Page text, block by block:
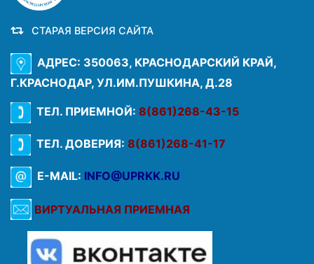
СТАРАЯ ВЕРСИЯ САЙТА
АДРЕС: 350063, КРАСНОДАРСКИЙ КРАЙ,
Г.КРАСНОДАР, УЛ.ИМ.ПУШКИНА, Д.28
ТЕЛ. ПРИЕМНОЙ: 8(861)268-43-15
ТЕЛ. ДОВЕРИЯ: 8(861)268-41-17
E-MAIL: INFO@UPRKK.RU
ВИРТУАЛЬНАЯ ПРИЕМНАЯ